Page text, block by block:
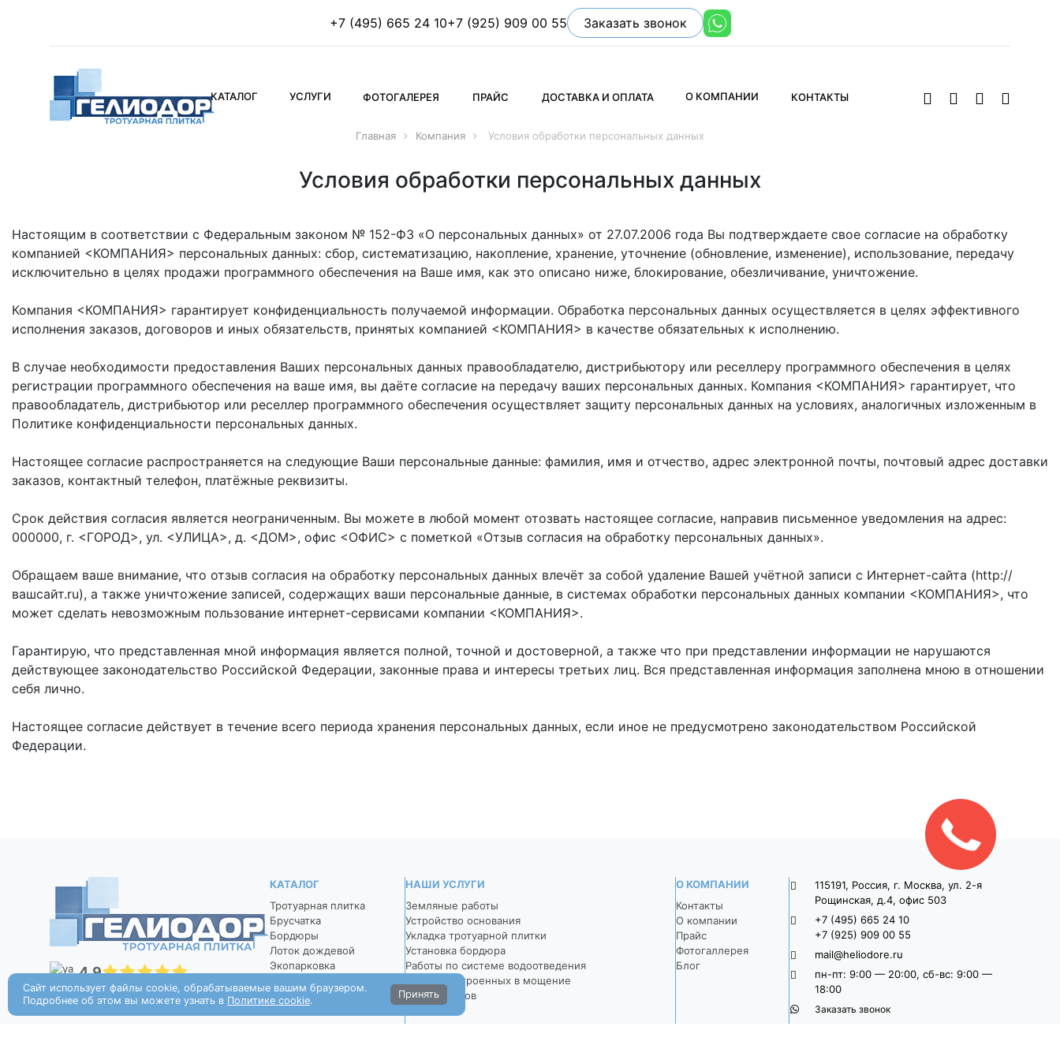
+7 (495) 665 24 10+7 (925) 909 00 55 Заказать звонок
КАТАЛОГ УСЛУГИ ФОТОГАЛЕРЕЯ ПРАЙС ДОСТАВКА И ОПЛАТА О КОМПАНИИ КОНТАКТЫ
Главная Компания Условия обработки персональных данных
Условия обработки персональных данных
Настоящим в соответствии с Федеральным законом № 152-ФЗ «О персональных данных» от 27.07.2006 года Вы подтверждаете свое согласие на обработку
компанией <КОМПАНИЯ> персональных данных: сбор, систематизацию, накопление, хранение, уточнение (обновление, изменение), использование, передачу
исключительно в целях продажи программного обеспечения на Ваше имя, как это описано ниже, блокирование, обезличивание, уничтожение.
Компания <КОМПАНИЯ> гарантирует конфиденциальность получаемой информации. Обработка персональных данных осуществляется в целях эффективного
исполнения заказов, договоров и иных обязательств, принятых компанией <КОМПАНИЯ> в качестве обязательных к исполнению.
В случае необходимости предоставления Ваших персональных данных правообладателю, дистрибьютору или реселлеру программного обеспечения в целях
регистрации программного обеспечения на ваше имя, вы даёте согласие на передачу ваших персональных данных. Компания <КОМПАНИЯ> гарантирует, что
правообладатель, дистрибьютор или реселлер программного обеспечения осуществляет защиту персональных данных на условиях, аналогичных изложенным в
Политике конфиденциальности персональных данных.
Настоящее согласие распространяется на следующие Ваши персональные данные: фамилия, имя и отчество, адрес электронной почты, почтовый адрес доставки
заказов, контактный телефон, платёжные реквизиты.
Срок действия согласия является неограниченным. Вы можете в любой момент отозвать настоящее согласие, направив письменное уведомления на адрес:
000000, г. <ГОРОД>, ул. <УЛИЦА>, д. <ДОМ>, офис <ОФИС> с пометкой «Отзыв согласия на обработку персональных данных».
Обращаем ваше внимание, что отзыв согласия на обработку персональных данных влечёт за собой удаление Вашей учётной записи с Интернет-сайта (http://
вашсайт.ru), а также уничтожение записей, содержащих ваши персональные данные, в системах обработки персональных данных компании <КОМПАНИЯ>, что
может сделать невозможным пользование интернет-сервисами компании <КОМПАНИЯ>.
Гарантирую, что представленная мной информация является полной, точной и достоверной, а также что при представлении информации не нарушаются
действующее законодательство Российской Федерации, законные права и интересы третьих лиц. Вся представленная информация заполнена мною в отношении
себя лично.
Настоящее согласие действует в течение всего периода хранения персональных данных, если иное не предусмотрено законодательством Российской
Федерации.
4,9
Рейтинг организации в Яндексе
КАТАЛОГ
Тротуарная плитка
Брусчатка
Бордюры
Лоток дождевой
Экопарковка
НАШИ УСЛУГИ
Земляные работы
Устройство основания
Укладка тротуарной плитки
Установка бордюра
Работы по системе водоотведения
Монтаж встроенных в мощение
светильников
О КОМПАНИИ
Контакты
О компании
Прайс
Фотогаллерея
Блог
115191, Россия, г. Москва, ул. 2-я
Рощинская, д.4, офис 503
+7 (495) 665 24 10
+7 (925) 909 00 55
mail@heliodore.ru
пн-пт: 9:00 — 20:00, сб-вс: 9:00 —
18:00
Заказать звонок
Сайт использует файлы cookie, обрабатываемые вашим браузером.
Подробнее об этом вы можете узнать в Политике cookie.
Принять